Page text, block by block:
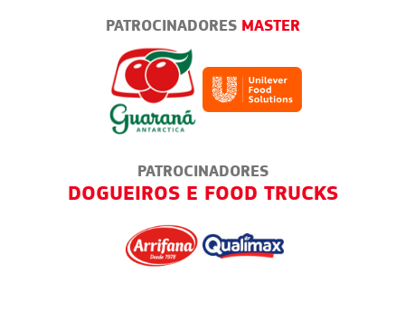
PATROCINADORES MASTER
PATROCINADORES
DOGUEIROS E FOOD TRUCKS